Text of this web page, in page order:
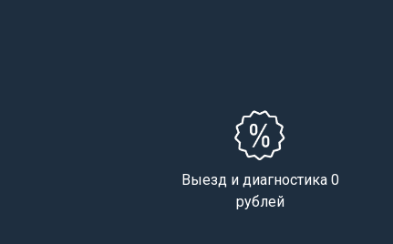
Выезд и диагностика 0
рублей